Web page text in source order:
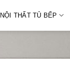
NỘI THẤT TỦ BẾP